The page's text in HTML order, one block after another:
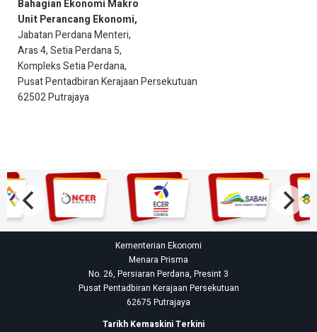
Bahagian Ekonomi Makro
Unit Perancang Ekonomi,
Jabatan Perdana Menteri,
Aras 4, Setia Perdana 5,
Kompleks Setia Perdana,
Pusat Pentadbiran Kerajaan Persekutuan
62502 Putrajaya
Kementerian Ekonomi
Menara Prisma
No. 26, Persiaran Perdana, Presint 3
Pusat Pentadbiran Kerajaan Persekutuan
62675 Putrajaya
Tarikh Kemaskini Terkini